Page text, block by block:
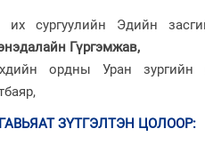
сургуулийн Эдийн
Гүргэмжав,
ордны Уран зургийн
ЗҮТГЭЛТЭН ЦОЛООР: